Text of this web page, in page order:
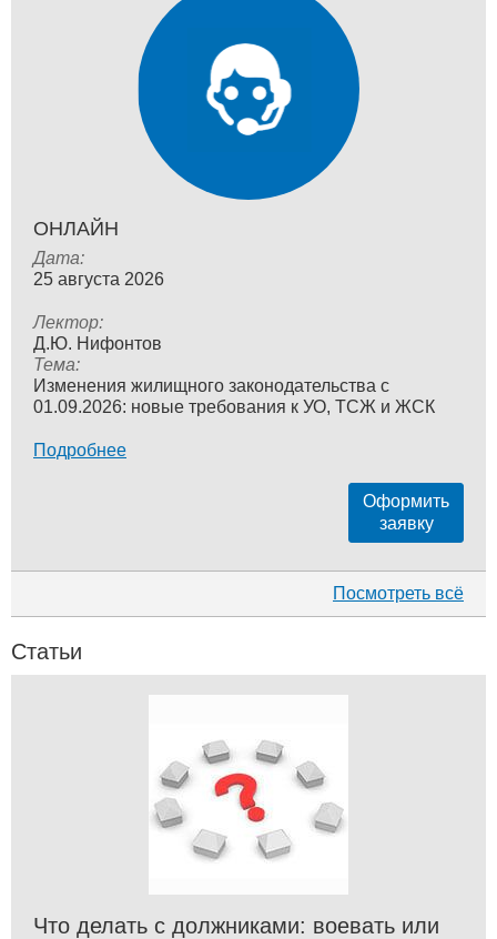
ОНЛАЙН
Дата:
25 августа 2026
Лектор:
Д.Ю. Нифонтов
Тема:
Изменения жилищного законодательства с
01.09.2026: новые требования к УО, ТСЖ и ЖСК
Подробнее
Оформить
заявку
Посмотреть всё
Статьи
Что делать с должниками: воевать или